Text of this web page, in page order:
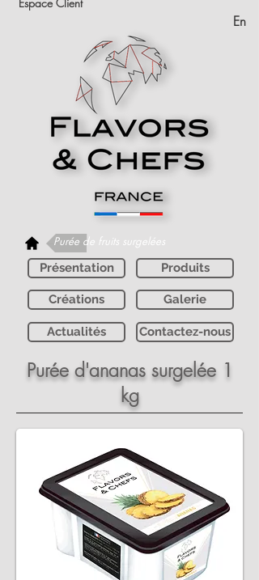
En
Purée de fruits surgelées
Présentation
Produits
Créations Galerie
Actualités Contactez-nous
Purée d'ananas surgelée 1
kg